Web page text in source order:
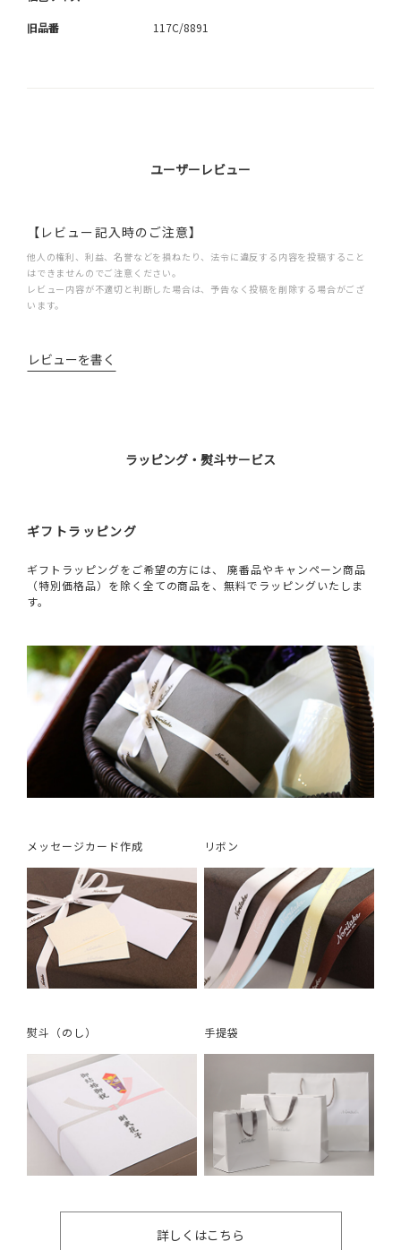
旧品番 117C/8891
ユーザーレビュー
【レビュー記入時のご注意】
他人の権利、利益、名誉などを損ねたり、法令に違反する内容を投稿すること
はできませんのでご注意ください。
レビュー内容が不適切と判断した場合は、予告なく投稿を削除する場合がござ
います。
レビューを書く
ラッピング・熨斗サービス
ギフトラッピング
ギフトラッピングをご希望の方には、 廃番品やキャンペーン商品
（特別価格品）を除く全ての商品を、無料でラッピングいたしま
す。
メッセージカード作成 リボン
熨斗（のし） 手提袋
詳しくはこちら